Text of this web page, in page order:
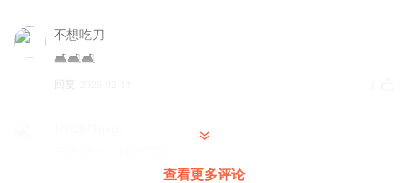
不想吃刀
🛋🛋🛋
回复
查看更多评论